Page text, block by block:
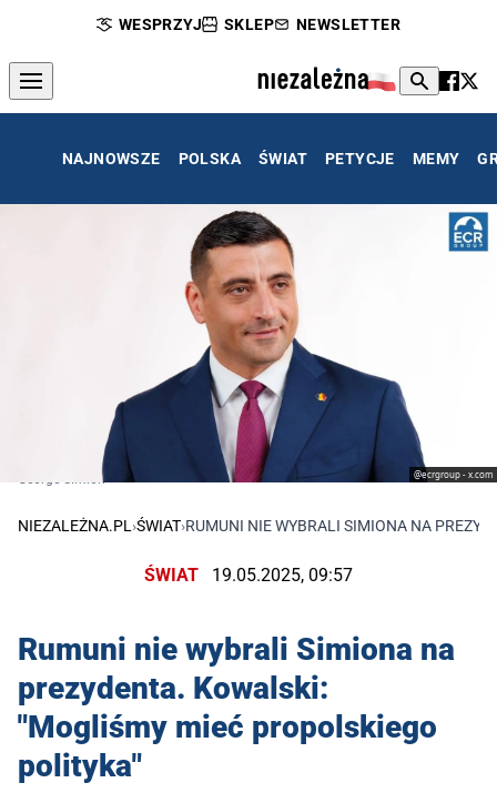
WESPRZYJ SKLEP NEWSLETTER
NAJNOWSZE POLSKA ŚWIAT PETYCJE MEMY
@ecrgroup - x.com
George Simion
NIEZALEŻNA.PL ›ŚWIAT›RUMUNI NIE WYBRALI SIMIONA NA
ŚWIAT 19.05.2025, 09:57
Rumuni nie wybrali Simiona na
prezydenta. Kowalski:
"Mogliśmy mieć propolskiego
polityka"